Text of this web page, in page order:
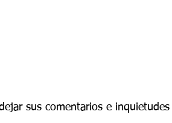
sus comentarios e inquietudes